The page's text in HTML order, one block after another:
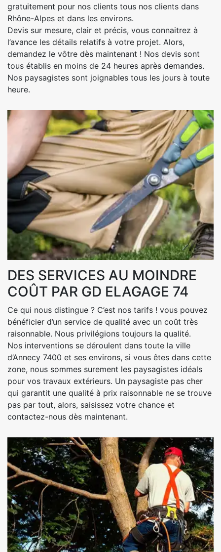
gratuitement pour nos clients tous nos clients dans
Rhône-Alpes et dans les environs.
Devis sur mesure, clair et précis, vous connaitrez à
l’avance les détails relatifs à votre projet. Alors,
demandez le vôtre dès maintenant ! Nos devis sont
tous établis en moins de 24 heures après demandes.
Nos paysagistes sont joignables tous les jours à toute
heure.
DES SERVICES AU MOINDRE
COÛT PAR GD ELAGAGE 74
Ce qui nous distingue ? C’est nos tarifs ! vous pouvez
bénéficier d’un service de qualité avec un coût très
raisonnable. Nous privilégions toujours la qualité.
Nos interventions se déroulent dans toute la ville
d’Annecy 7400 et ses environs, si vous êtes dans cette
zone, nous sommes surement les paysagistes idéals
pour vos travaux extérieurs. Un paysagiste pas cher
qui garantit une qualité à prix raisonnable ne se trouve
pas par tout, alors, saisissez votre chance et
contactez-nous dès maintenant.